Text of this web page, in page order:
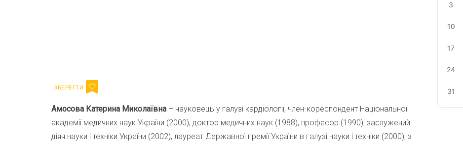
Амосова Катерина Миколаївна – науковець у галузі кардіології, член-кореспондент Національної
академії медичних наук України (2000), доктор медичних наук (1988), професор (1990), заслужений
діяч науки і техніки України (2002), лауреат Державної премії України в галузі науки і техніки (2000), з
3
10
17
24
31